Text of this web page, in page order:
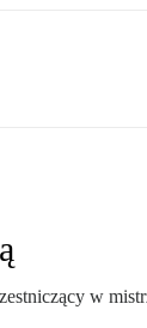
w